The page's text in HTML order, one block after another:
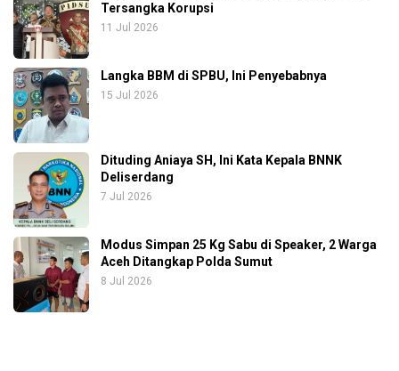
Tersangka Korupsi
11 Jul 2026
Langka BBM di SPBU, Ini Penyebabnya
15 Jul 2026
Dituding Aniaya SH, Ini Kata Kepala BNNK
Deliserdang
7 Jul 2026
Modus Simpan 25 Kg Sabu di Speaker, 2 Warga
Aceh Ditangkap Polda Sumut
8 Jul 2026